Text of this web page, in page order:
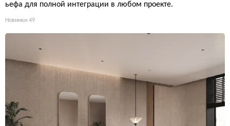
ьефа для полной интеграции в любом проекте.
Новинки 49